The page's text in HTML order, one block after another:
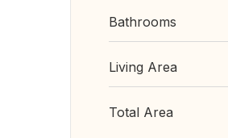
Bathrooms
Living Area
Total Area